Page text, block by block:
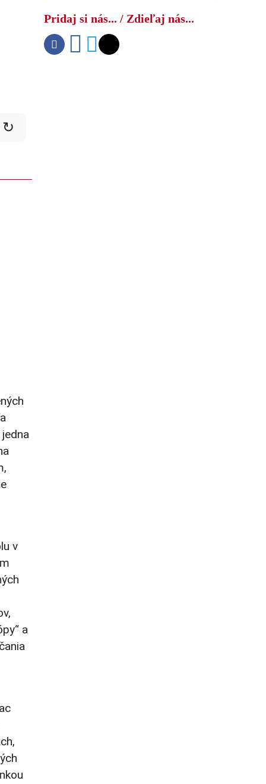
↻
v
a
Pridaj si nás... / Zdieľaj nás...